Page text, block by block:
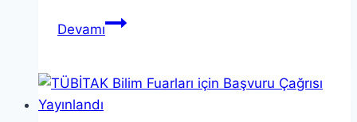
DevamıSelçuk
Beren